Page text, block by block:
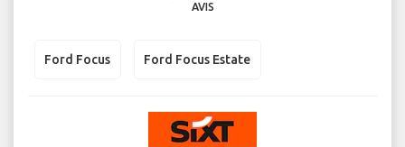
AVIS
Ford Focus Ford Focus Estate